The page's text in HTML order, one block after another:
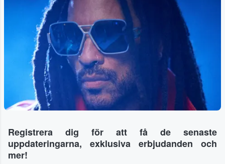
Registrera dig för att få de senaste
uppdateringarna, exklusiva erbjudanden och
mer!